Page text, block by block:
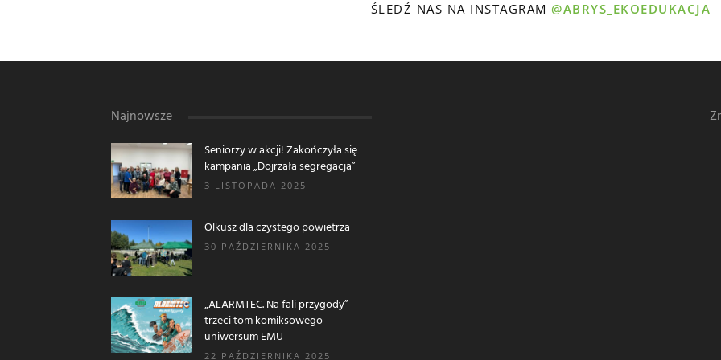
ŚLEDŹ NAS NA INSTAGRAM@ABRYS_EKOEDUKACJA
Najnowsze
Seniorzy w akcji! Zakończyła się
kampania „Dojrzała segregacja”
3 LISTOPADA 2025
Olkusz dla czystego powietrza
30 PAŹDZIERNIKA 2025
„ALARMTEC. Na fali przygody” –
trzeci tom komiksowego
uniwersum EMU
22 PAŹDZIERNIKA 2025